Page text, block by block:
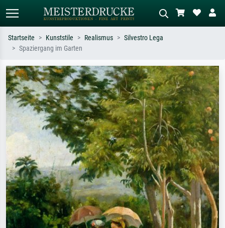
Suchen Sie nach Künstlern, Werktiteln
oder Stilen – z.B. Monet,
Sternennacht, Impressionismus, Welle
Hokusai, Akt.
Beschreiben Sie die Szene – z.B. Grüne
Wiese, Abstrakt mit viel Rot, Dunkles
Ölgemälde, Stehender Akt neben einem
Baum.
Startseite Kunststile Realismus
Silvestro Lega
Spaziergang im Garten